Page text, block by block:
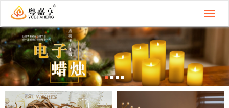
切
换